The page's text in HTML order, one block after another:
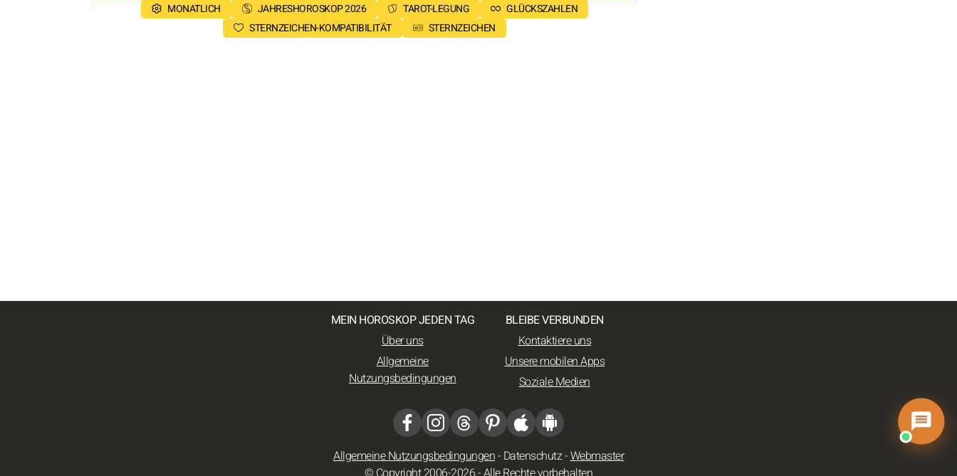
MONATLICH
JAHRESHOROSKOP 2026 TAROT-LEGUNG
GLÜCKSZAHLEN
STERNZEICHEN-KOMPATIBILITÄT
STERNZEICHEN
MEIN HOROSKOP JEDEN TAG
Über uns
Allgemeine
Nutzungsbedingungen
BLEIBE VERBUNDEN
Kontaktiere uns
Unsere mobilen Apps
Soziale Medien
Allgemeine Nutzungsbedingungen- Datenschutz-Webmaster